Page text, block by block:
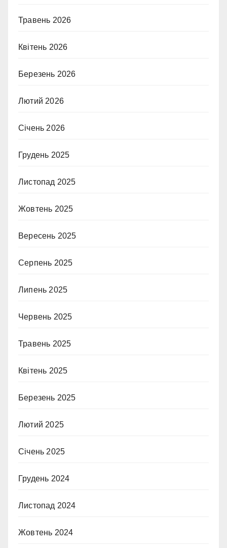
Травень 2026
Квітень 2026
Березень 2026
Лютий 2026
Січень 2026
Грудень 2025
Листопад 2025
Жовтень 2025
Вересень 2025
Серпень 2025
Липень 2025
Червень 2025
Травень 2025
Квітень 2025
Березень 2025
Лютий 2025
Січень 2025
Грудень 2024
Листопад 2024
Жовтень 2024